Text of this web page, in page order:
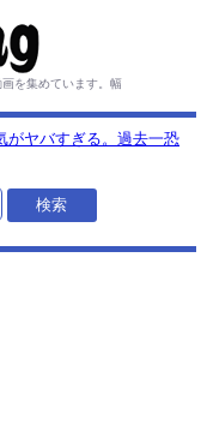
を集めています。 幅
がヤバすぎる。過去一恐